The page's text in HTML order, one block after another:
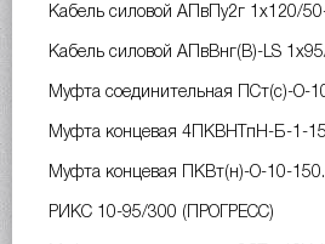
Кабель силовой АПвПу2г 1х120/
Кабель силовой АПвВнг(B)-LS
Муфта соединительная ПСт(с)-О-
Муфта концевая 4ПКВНТпН-Б-1-
Муфта концевая ПКВт(н)-О-10-
РИКС 10-95/300 (ПРОГРЕСС)